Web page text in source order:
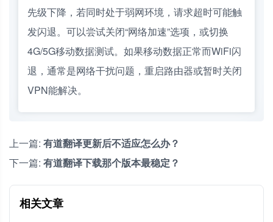
先级下降，若同时处于弱网环境，请求超时可能触
发闪退。可以尝试关闭“网络加速”选项，或切换
4G/5G移动数据测试。如果移动数据正常而WiFi闪
退，通常是网络干扰问题，重启路由器或暂时关闭
VPN能解决。
上一篇: 有道翻译更新后不适应怎么办？
下一篇: 有道翻译下载那个版本最稳定？
相关文章